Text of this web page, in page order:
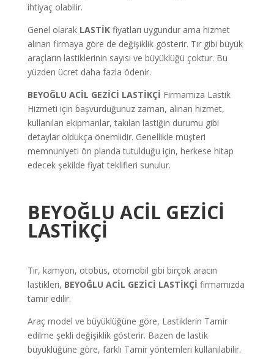
ihtiyaç olabilir.
Genel olarak LASTİK fiyatları uygundur ama hizmet
alınan firmaya göre de değişiklik gösterir. Tır gibi büyük
araçların lastiklerinin sayısı ve büyüklüğü çoktur. Bu
yüzden ücret daha fazla ödenir.
BEYOĞLU ACİL GEZİCİ LASTİKÇİ Firmamıza Lastik
Hizmeti için başvurduğunuz zaman, alınan hizmet,
kullanılan ekipmanlar, takılan lastiğin durumu gibi
detaylar oldukça önemlidir. Genellikle müşteri
memnuniyeti ön planda tutulduğu için, herkese hitap
edecek şekilde fiyat teklifleri sunulur.
BEYOĞLU ACİL GEZİCİ
LASTİKÇİ
Tır, kamyon, otobüs, otomobil gibi birçok aracın
lastikleri, BEYOĞLU ACİL GEZİCİ LASTİKÇİ firmamızda
tamir edilir.
Araç model ve büyüklüğüne göre, Lastiklerin Tamir
edilme şekli değişiklik gösterir. Bazen de lastik
büyüklüğüne göre, farklı Tamir yöntemleri kullanılabilir.